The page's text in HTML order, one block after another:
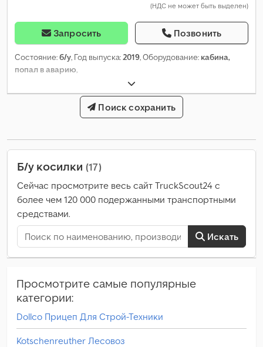
(НДС не может быть выделен)
Запросить Позвонить
Состояние:б/у, Год выпуска:2019, Оборудование: кабина,
попал в аварию,
Поиск сохранить
Б/у косилки (17)
Сейчас просмотрите весь сайт TruckScout24 с
более чем 120 000 подержанными транспортными
средствами.
Искать
Просмотрите самые популярные
категории:
Dollco Прицеп Для Строй-Техники
Kotschenreuther Лесовоз